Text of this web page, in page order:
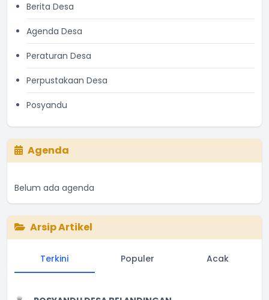
Berita Desa
Agenda Desa
Peraturan Desa
Perpustakaan Desa
Posyandu
Agenda
Belum ada agenda
Arsip Artikel
Terkini Populer Acak